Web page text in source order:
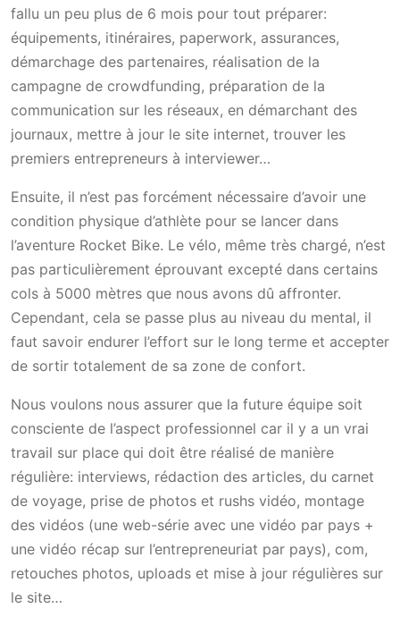
fallu un peu plus de 6 mois pour tout préparer:
équipements, itinéraires, paperwork, assurances,
démarchage des partenaires, réalisation de la
campagne de crowdfunding, préparation de la
communication sur les réseaux, en démarchant des
journaux, mettre à jour le site internet, trouver les
premiers entrepreneurs à interviewer…
Ensuite, il n’est pas forcément nécessaire d’avoir une
condition physique d’athlète pour se lancer dans
l’aventure Rocket Bike. Le vélo, même très chargé, n’est
pas particulièrement éprouvant excepté dans certains
cols à 5000 mètres que nous avons dû affronter.
Cependant, cela se passe plus au niveau du mental, il
faut savoir endurer l’effort sur le long terme et accepter
de sortir totalement de sa zone de confort.
Nous voulons nous assurer que la future équipe soit
consciente de l’aspect professionnel car il y a un vrai
travail sur place qui doit être réalisé de manière
régulière: interviews, rédaction des articles, du carnet
de voyage, prise de photos et rushs vidéo, montage
des vidéos (une web-série avec une vidéo par pays +
une vidéo récap sur l’entrepreneuriat par pays), com,
retouches photos, uploads et mise à jour régulières sur
le site…